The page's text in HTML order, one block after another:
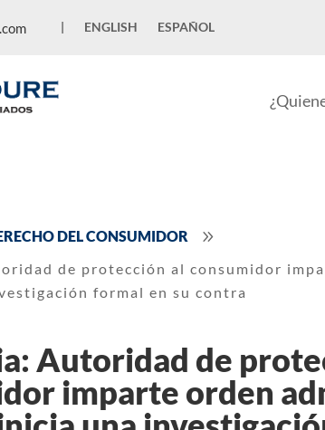
| ENGLISH ESPAÑOL
DEL CONSUMIDOR 9
de protección al consumidor
formal en su contra
Autoridad de
imparte orden